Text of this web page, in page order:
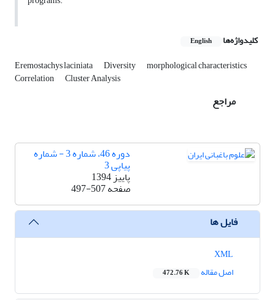
کلیدواژه‌ها English
Eremostachys laciniata Diversity morphological characteristics
Correlation Cluster Analysis
مراجع
دوره 46، شماره 3 - شماره
پیاپی 3
پاییز 1394
صفحه497-507
فایل ها
اصل مقاله
472.76 K